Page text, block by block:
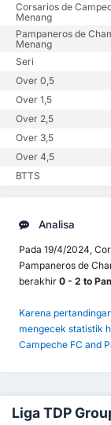
Corsarios de
Menang
Pampaneros de
Menang
Seri
Over 0,5
Over 1,5
Over 2,5
Over 3,5
Over 4,5
BTTS
Analisa
Pada 19/4/2024,
Pampaneros de
berakhir 0 - 2 to
Karena
mengecek statistik
Campeche FC and
Liga TDP